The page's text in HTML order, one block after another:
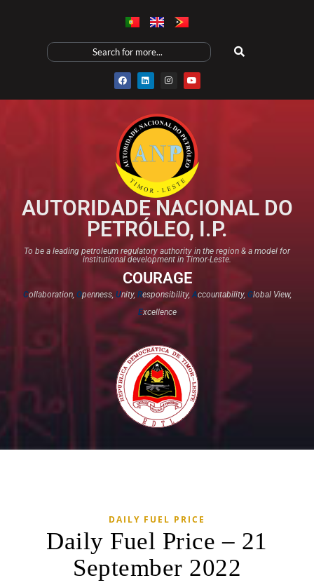
AUTORIDADE NACIONAL DO
PETRÓLEO, I.P.
To be a leading petroleum regulatory authority in the region & a model for
institutional development in Timor-Leste.
COURAGE
Collaboration, Openness, Unity, Responsibility,Accountability, Global View,
Excellence​
DAILY FUEL PRICE
Daily Fuel Price – 21
September 2022